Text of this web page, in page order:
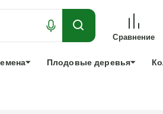
ДЛЯ
Сравнение
Плодовые деревья